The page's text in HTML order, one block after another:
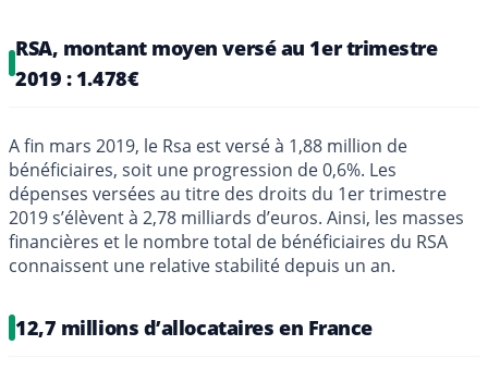
RSA, montant moyen versé au 1er trimestre
2019 : 1.478€
A fin mars 2019, le Rsa est versé à 1,88 million de
bénéficiaires, soit une progression de 0,6%. Les
dépenses versées au titre des droits du 1er trimestre
2019 s’élèvent à 2,78 milliards d’euros. Ainsi, les masses
financières et le nombre total de bénéficiaires du RSA
connaissent une relative stabilité depuis un an.
12,7 millions d’allocataires en France